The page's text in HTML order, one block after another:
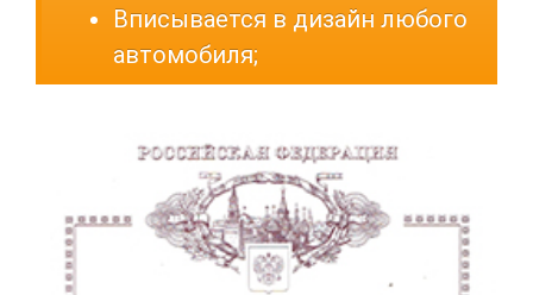
Вписывается в дизайн любого
автомобиля;